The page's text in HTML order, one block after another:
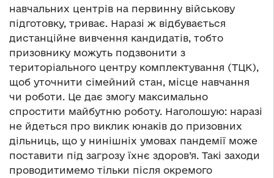
навчальних центрів на первинну військову
підготовку, триває. Наразі ж відбувається
дистанційне вивчення кандидатів, тобто
призовнику можуть подзвонити з
територіального центру комплектування (ТЦК),
щоб уточнити сімейний стан, місце навчання
чи роботи. Це дає змогу максимально
спростити майбутню роботу. Наголошую: наразі
не йдеться про виклик юнаків до призовних
дільниць, що у нинішніх умовах пандемії може
поставити під загрозу їхнє здоров’я. Такі заходи
проводитимемо тільки після окремого